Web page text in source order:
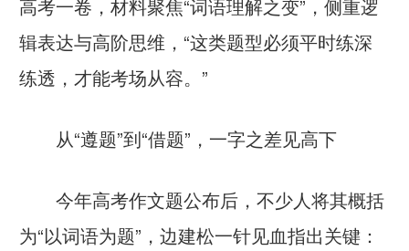
高考一卷，材料聚焦“词语理解之变”，侧重逻
辑表达与高阶思维，“这类题型必须平时练深
练透，才能考场从容。”
从“遵题”到“借题”，一字之差见高下
今年高考作文题公布后，不少人将其概括
为“以词语为题”，边建松一针见血指出关键：